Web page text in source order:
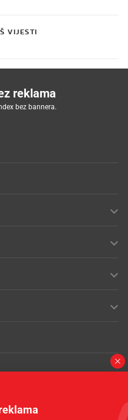
VIJESTI
reklama
bez bannera.